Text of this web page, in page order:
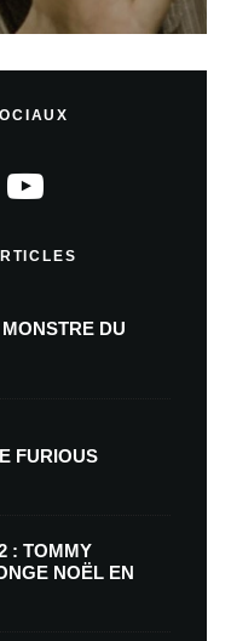
DU
FURIOUS
: TOMMY
NOËL EN